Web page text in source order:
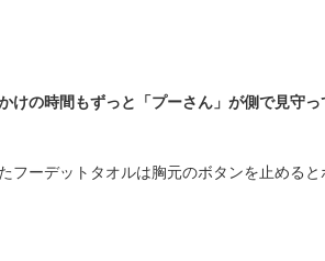
の時間もずっと「プーさん」が側で見守っ
ーデットタオルは胸元のボタンを止める